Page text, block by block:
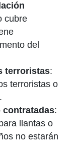
cubre
del
terroristas:
terroristas o
contratadas:
llantas o
no estarán